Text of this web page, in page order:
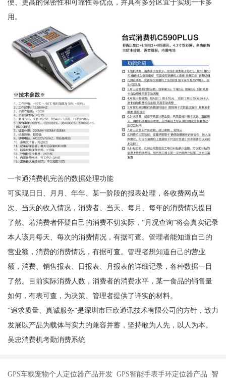
便、更高的保密性和可靠性等优点，并具有多分区宜于实现一卡多
用。
一卡通消费机完善的数据处理功能
可实现日日、月月、年年、某一阶段的报表处理，各收费网点当
次、当天的收入情况，消费者、当天、每月、每年的消费情况提目
了然。若消费者怀疑自己的消费不切实际，“月况查询”将会真实记录
本人该月每天、每次的消费情况，有据可查。管理者能知道自己的
营业额，消费的消费情况，有据可查。管理者想知道自己的营业
额，消费、销售报表、日报表、月报表的详细记录，各种数据一目
了然。目前实际消费人数，消费者的消费水平，某一食品的销售量
如何，有表可查，为决策、管理者提供了详实的材料。
“追求质量、真诚服务”是深圳市巨欣通讯技术有限公司的方针，致力
发展以产品为载体与实力的兼容并蓄，坚持敢为人先，以人为本。
吴忠消费机考勤消费系统
GPS车载宠物个人定位器产品开发 GPS智能手表手环定位器产品 智